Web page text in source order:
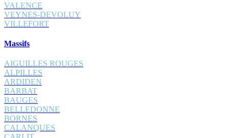
VALENCE
VEYNES-DEVOLUY
VILLEFORT
Massifs
AIGUILLES ROUGES
ALPILLES
ARDIDEN
BARBAT
BAUGES
BELLEDONNE
BORNES
CALANQUES